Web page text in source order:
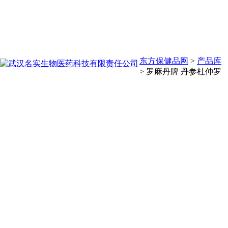
东方保健品网 > 产品库
> 罗麻丹牌 丹参杜仲罗